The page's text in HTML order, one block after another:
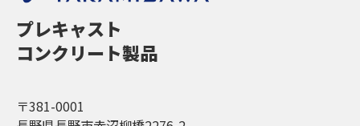
プレキャスト
コンクリート製品
〒381-0001